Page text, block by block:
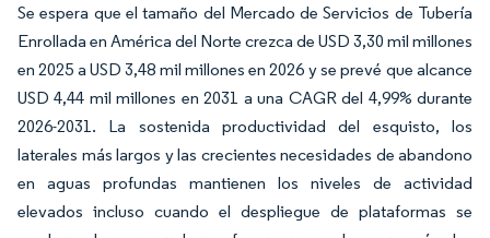
Se espera que el tamaño del Mercado de Servicios de Tubería
Enrollada en América del Norte crezca de USD 3,30 mil millones
en 2025 a USD 3,48 mil millones en 2026 y se prevé que alcance
USD 4,44 mil millones en 2031 a una CAGR del 4,99% durante
2026-2031. La sostenida productividad del esquisto, los
laterales más largos y las crecientes necesidades de abandono
en aguas profundas mantienen los niveles de actividad
elevados incluso cuando el despliegue de plataformas se